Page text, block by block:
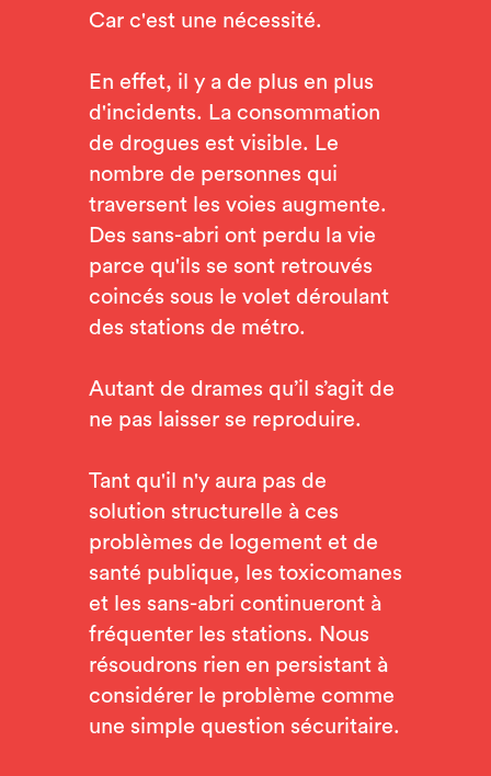
Car c'est une nécessité.
En effet, il y a de plus en plus
d'incidents. La consommation
de drogues est visible. Le
nombre de personnes qui
traversent les voies augmente.
Des sans-abri ont perdu la vie
parce qu'ils se sont retrouvés
coincés sous le volet déroulant
des stations de métro.
Autant de drames qu’il s’agit de
ne pas laisser se reproduire.
Tant qu'il n'y aura pas de
solution structurelle à ces
problèmes de logement et de
santé publique, les toxicomanes
et les sans-abri continueront à
fréquenter les stations. Nous
résoudrons rien en persistant à
considérer le problème comme
une simple question sécuritaire.